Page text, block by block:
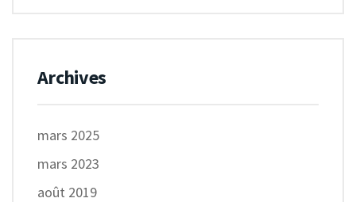
Archives
mars 2025
mars 2023
août 2019